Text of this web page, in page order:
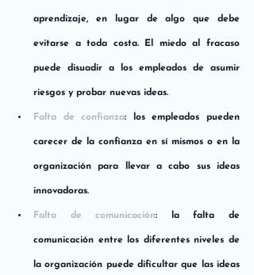
aprendizaje, en lugar de algo que debe
evitarse a toda costa. El miedo al fracaso
puede disuadir a los empleados de asumir
riesgos y probar nuevas ideas.
Falta de confianza: los empleados pueden
carecer de la confianza en sí mismos o en la
organización para llevar a cabo sus ideas
innovadoras.
Falta de comunicación: la falta de
comunicación entre los diferentes niveles de
la organización puede dificultar que las ideas